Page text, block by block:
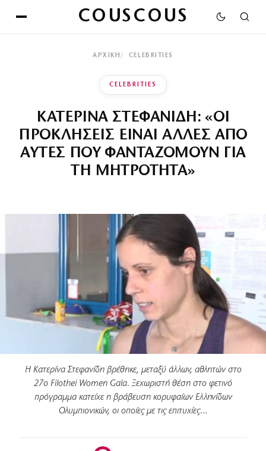
COUSCOUS
ΑΡΧΙΚΉ CELEBRITIES
CELEBRITIES
ΚΑΤΕΡΙΝΑ ΣΤΕΦΑΝΙΔΗ: «ΟΙ
ΠΡΟΚΛΗΣΕΙΣ ΕΙΝΑΙ ΑΛΛΕΣ ΑΠΟ
ΑΥΤΕΣ ΠΟΥ ΦΑΝΤΑΖΟΜΟΥΝ ΓΙΑ
ΤΗ ΜΗΤΡΟΤΗΤΑ»
Η Κατερίνα Στεφανίδη βρέθηκε, μεταξύ άλλων, αθλητών στο
27ο Filothei Women Gala. Ξεχωριστή θέση στο φετινό
πρόγραμμα κατείχε η βράβευση κορυφαίων Ελληνίδων
Ολυμπιονικών, οι οποίες με τις επιτυχίες…